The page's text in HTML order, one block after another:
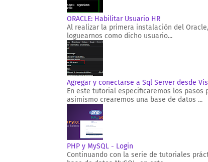
ORACLE: Habilitar Usuario HR
Al realizar la primera instalación del
loguearnos como dicho usuario...
Agregar y conectarse a Sql Server desde
En este tutorial especificaremos los pasos
asimismo crearemos una base de datos ...
PHP y MySQL - Login
Continuando con la serie de tutoriales